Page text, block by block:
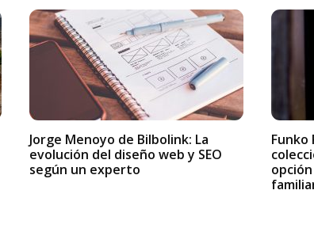
Jorge Menoyo de Bilbolink: La
evolución del diseño web y SEO
según un experto
Funko